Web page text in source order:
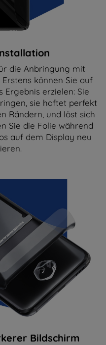
die Anbringung mit
können Sie auf
Ergebnis erzielen: Sie
sie haftet perfekt
Rändern, und löst sich
Sie die Folie während
auf dem Display neu
Bildschirm